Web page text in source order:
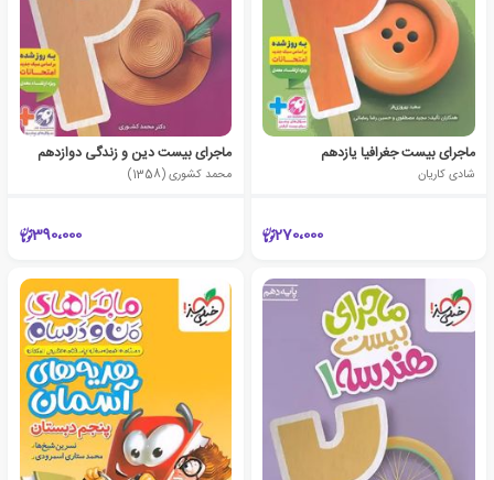
ماجرای بیست جغرافیا یازدهم
شادی کاریان
270،000
ماجرای بیست دین و زندگی دوازدهم
محمد کشوری (1358)
390،000